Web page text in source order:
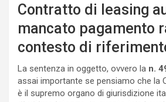
Contratto di leasing
mancato pagamento
contesto di
La sentenza in oggetto, ovvero la n.
assai importante se pensiamo che la
è il supremo organo di giurisdizione